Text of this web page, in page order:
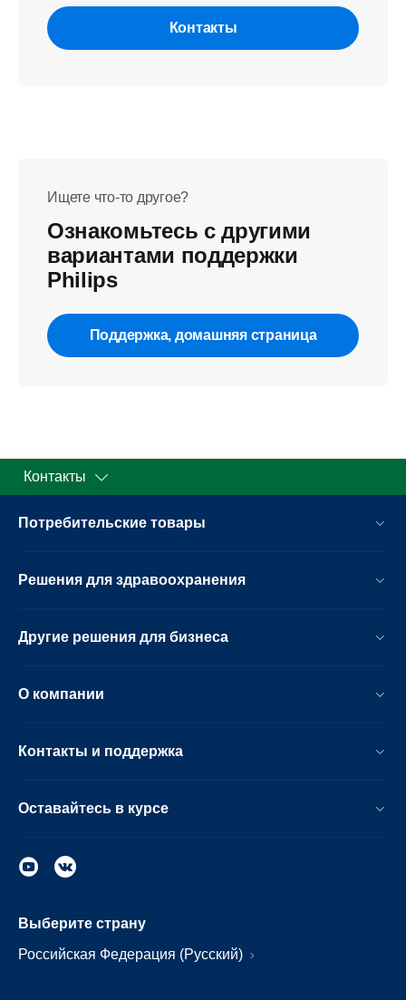
Контакты
Ищете что-то другое?
Ознакомьтесь с другими
вариантами поддержки
Philips
Поддержка, домашняя страница
Контакты
Потребительские товары
Решения для здравоохранения
Другие решения для бизнеса
О компании
Контакты и поддержка
Оставайтесь в курсе
Выберите страну
Российская Федерация (Русский)